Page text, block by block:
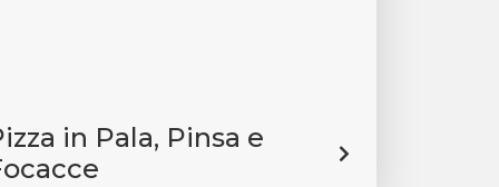
in Pala, Pinsa e